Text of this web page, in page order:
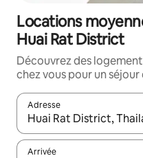
Locations
Huai Rat District
Découvrez des
chez vous pour un séjour
Adresse
Lorsque les résultats
Arrivée